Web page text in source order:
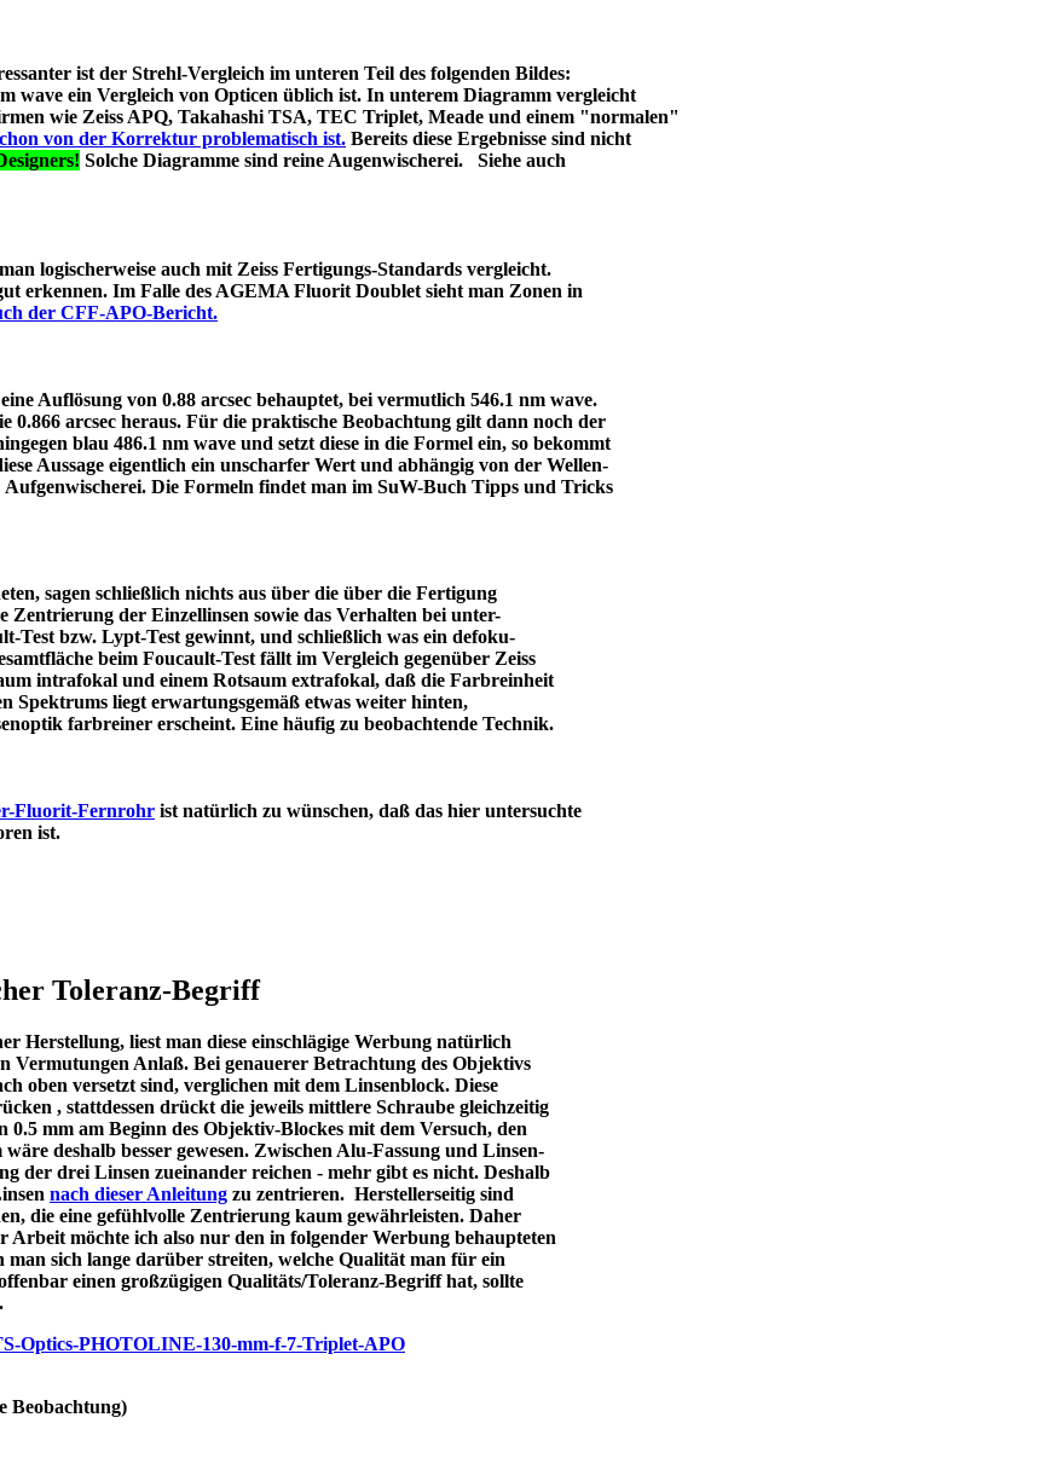
ist der Strehl-Vergleich im unteren Teil des folgenden Bildes:
wave ein Vergleich von Opticen üblich ist. In unterem Diagramm vergleicht
wie Zeiss APQ, Takahashi TSA, TEC Triplet, Meade und einem "normalen"
von der Korrektur problematisch ist. Bereits diese Ergebnisse sind nicht
Solche Diagramme sind reine Augenwischerei. Siehe auch
logischerweise auch mit Zeiss Fertigungs-Standards vergleicht.
erkennen. Im Falle des AGEMA Fluorit Doublet sieht man Zonen in
der CFF-APO-Bericht.
Auflösung von 0.88 arcsec behauptet, bei vermutlich 546.1 nm wave.
arcsec heraus. Für die praktische Beobachtung gilt dann noch der
blau 486.1 nm wave und setzt diese in die Formel ein, so bekommt
Aussage eigentlich ein unscharfer Wert und abhängig von der Wellen-
Die Formeln findet man im SuW-Buch Tipps und Tricks
sagen schließlich nichts aus über die über die Fertigung
Zentrierung der Einzellinsen sowie das Verhalten bei unter-
Test bzw. Lypt-Test gewinnt, und schließlich was ein defoku-
beim Foucault-Test fällt im Vergleich gegenüber Zeiss
intrafokal und einem Rotsaum extrafokal, daß die Farbreinheit
Spektrums liegt erwartungsgemäß etwas weiter hinten,
farbreiner erscheint. Eine häufig zu beobachtende Technik.
Fluorit-Fernrohr ist natürlich zu wünschen, daß das hier untersuchte
ist.
Toleranz-Begriff
Herstellung, liest man diese einschlägige Werbung natürlich
Vermutungen Anlaß. Bei genauerer Betrachtung des Objektivs
oben versetzt sind, verglichen mit dem Linsenblock. Diese
, stattdessen drückt die jeweils mittlere Schraube gleichzeitig
mm am Beginn des Objektiv-Blockes mit dem Versuch, den
deshalb besser gewesen. Zwischen Alu-Fassung und Linsen-
der drei Linsen zueinander reichen - mehr gibt es nicht. Deshalb
nach dieser Anleitung zu zentrieren. Herstellerseitig sind
die eine gefühlvolle Zentrierung kaum gewährleisten. Daher
möchte ich also nur den in folgender Werbung behaupteten
sich lange darüber streiten, welche Qualität man für ein
einen großzügigen Qualitäts/Toleranz-Begriff hat, sollte
Optics-PHOTOLINE-130-mm-f-7-Triplet-APO
Beobachtung)